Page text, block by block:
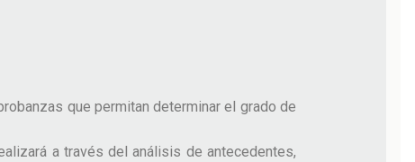
que permitan determinar el grado de
a través del análisis de antecedentes,